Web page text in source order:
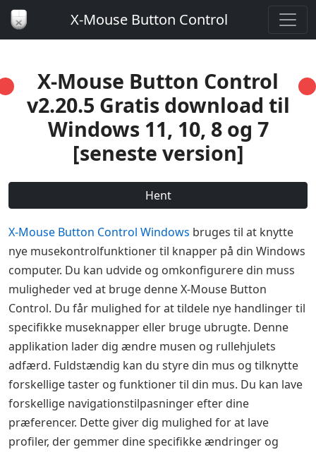
X-Mouse Button Control
X-Mouse Button Control
v2.20.5 Gratis download til
Windows 11, 10, 8 og 7
[seneste version]
Hent
X-Mouse Button Control Windows bruges til at knytte
nye musekontrolfunktioner til knapper på din Windows
computer. Du kan udvide og omkonfigurere din muss
muligheder ved at bruge denne X-Mouse Button
Control. Du får mulighed for at tildele nye handlinger til
specifikke museknapper eller bruge ubrugte. Denne
applikation lader dig ændre musen og rullehjulets
adfærd. Fuldstændig kan du styre din mus og tilknytte
forskellige taster og funktioner til din mus. Du kan lave
forskellige navigationstilpasninger efter dine
præferencer. Dette giver dig mulighed for at lave
profiler, der gemmer dine specifikke ændringer og